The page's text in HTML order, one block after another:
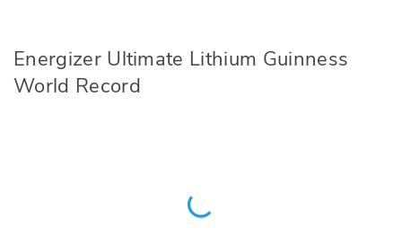
Energizer Ultimate Lithium Guinness
World Record